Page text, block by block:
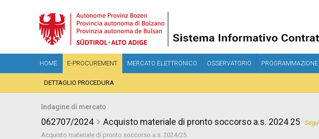
HOME E-PROCUREMENT MERCATO ELETTRONICO OSSERVATORIO PROGRAMMAZIONE
DETTAGLIO PROCEDURA
Indagine di mercato
062707/2024 Acquisto materiale di pronto soccorso a.s. 2024 25
Acquisto materiale di pronto soccorso a.s. 2024/25